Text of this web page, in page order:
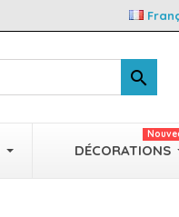

DÉCORATIONS